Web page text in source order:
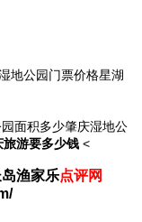
地公园门票价格星湖
面积多少肇庆湿地公
旅游要多少钱 <
渔家乐点评网